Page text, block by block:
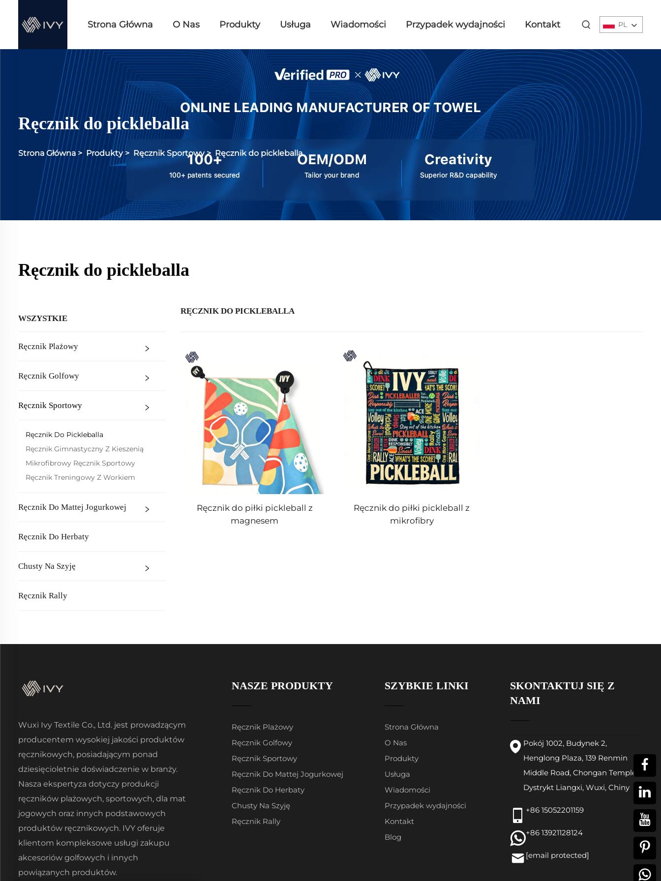
Strona Główna O Nas Produkty Usługa Wiadomości Przypadek wydajności Kontakt PL
Ręcznik do pickleballa
Strona Główna > Produkty> Ręcznik Sportowy> Ręcznik do pickleballa
Ręcznik do pickleballa
WSZYSTKIE
Ręcznik Plażowy
Ręcznik Golfowy
Ręcznik Sportowy
Ręcznik Do Pickleballa
Ręcznik Gimnastyczny Z Kieszenią
Mikrofibrowy Ręcznik Sportowy
Ręcznik Treningowy Z Workiem
Ręcznik Do Mattej Jogurkowej
Ręcznik Do Herbaty
Chusty Na Szyję
Ręcznik Rally
RĘCZNIK DO PICKLEBALLA
Ręcznik do piłki pickleball z
magnesem
Ręcznik do piłki pickleball z
mikrofibry
Wuxi Ivy Textile Co., Ltd. jest prowadzącym
producentem wysokiej jakości produktów
ręcznikowych, posiadającym ponad
dziesięcioletnie doświadczenie w branży.
Nasza ekspertyza dotyczy produkcji
ręczników plażowych, sportowych, dla mat
jogowych oraz innych podstawowych
produktów ręcznikowych. IVY oferuje
klientom kompleksowe usługi zakupu
akcesoriów golfowych i innych
powiązanych produktów.
NASZE PRODUKTY
Ręcznik Plażowy
Ręcznik Golfowy
Ręcznik Sportowy
Ręcznik Do Mattej Jogurkowej
Ręcznik Do Herbaty
Chusty Na Szyję
Ręcznik Rally
SZYBKIE LINKI
Strona Główna
O Nas
Produkty
Usługa
Wiadomości
Przypadek wydajności
Kontakt
Blog
SKONTAKTUJ SIĘ Z
NAMI
Pokój 1002, Budynek 2,
Henglong Plaza, 139 Renmin
Middle Road, Chongan Temple,
Dystrykt Liangxi, Wuxi, Chiny
+86 15052201159
+86 13921128124
[email protected]